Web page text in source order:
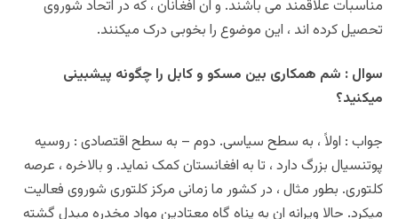
مناسبات علاقمند می باشند. و ان افغانان ، که در اتحاد شوروی
تحصیل کرده اند ، این موضوع را بخوبی درک میکنند.
سوال : شم همکاری بین مسکو و کابل را چگونه پیشبینی
میکنید؟
جواب : اولاً ، به سطح سیاسی. دوم – به سطح اقتصادی : روسیه
پوتنسیال بزرگ دارد ، تا به افغانستان کمک نماید. و بالاخره ، عرصه
کلتوری. بطور مثال ، در کشور ما زمانی مرکز کلتوری شوروی فعالیت
میکرد. حالا ویرانه ان به پناه گاه معتادین مواد مخدره مبدل گشته